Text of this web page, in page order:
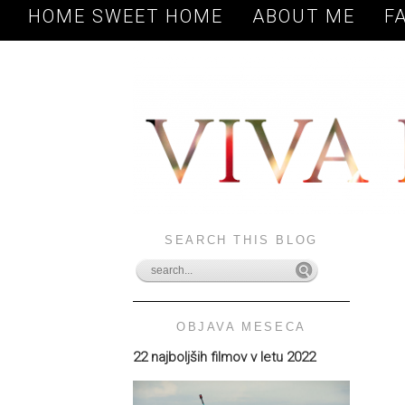
HOME SWEET HOME ABOUT ME
SEARCH THIS BLOG
OBJAVA MESECA
22 najboljših filmov v letu 2022